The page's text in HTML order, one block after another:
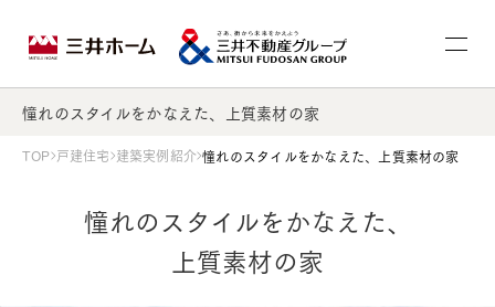
憧れのスタイルをかなえた、上質素材の家
TOP 戸建住宅 建築実例紹介 憧れのスタイルをかなえた、上質素材の家
憧れのスタイルをかなえた、
上質素材の家